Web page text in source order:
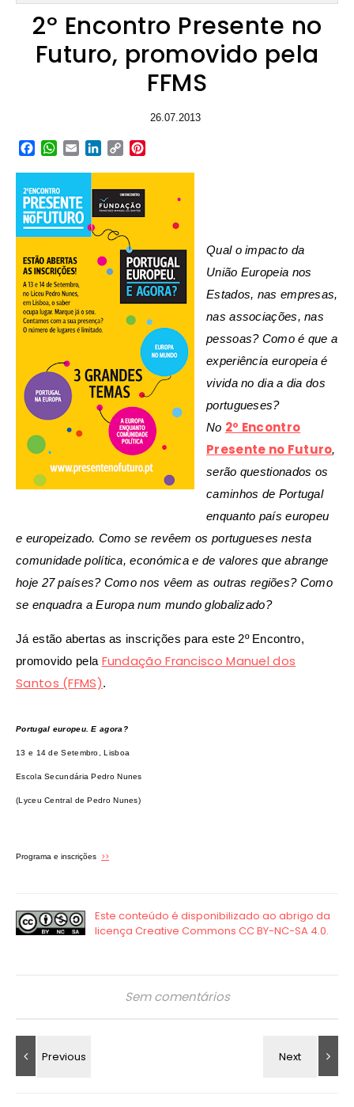
2º Encontro Presente no
Futuro, promovido pela
FFMS
26.07.2013
Facebook
WhatsApp
EmailLinkedIn
Copy
Qual o impacto da
União Europeia nos
Estados, nas empresas,
nas associações, nas
pessoas? Como é que a
experiência europeia é
vivida no dia a dia dos
portugueses?
No 2º Encontro
Presente no Futuro,
serão questionados os
caminhos de Portugal
enquanto país europeu
e europeizado. Como se revêem os portugueses nesta
comunidade política, económica e de valores que abrange
hoje 27 países? Como nos vêem as outras regiões? Como
se enquadra a Europa num mundo globalizado?
Já estão abertas as inscrições para este 2º Encontro,
promovido pela Fundação Francisco Manuel dos
Santos (FFMS).
Portugal europeu. E agora?
13 e 14 de Setembro, Lisboa
Escola Secundária Pedro Nunes
(Lyceu Central de Pedro Nunes)
Programa e inscrições >>
Sem comentários